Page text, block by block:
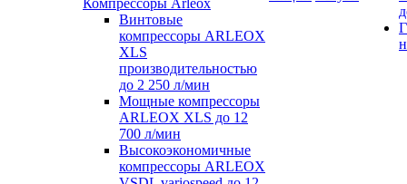
Компрессоры Arleox
Винтовые
компрессоры ARLEOX
XLS
производительностью
до 2 250 л/мин
Мощные компрессоры
ARLEOX XLS до 12
700 л/мин
Высокоэкономичные
компрессоры ARLEOX